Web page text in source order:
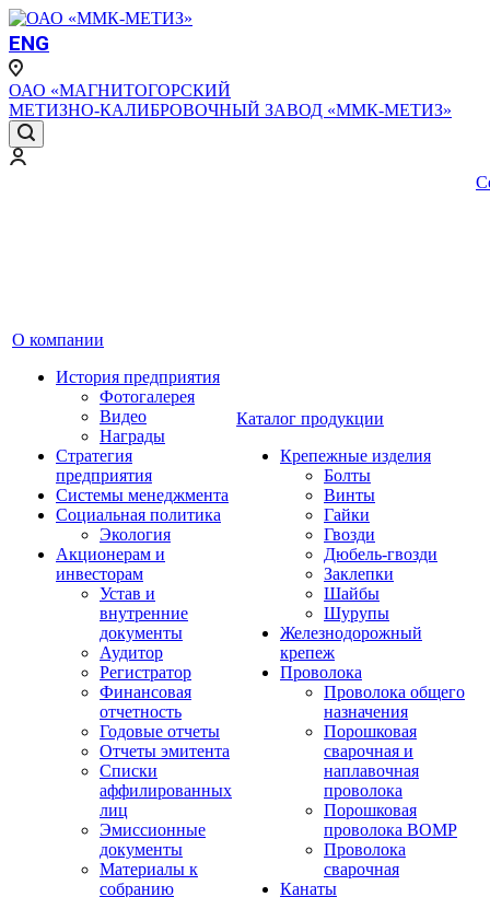
ENG
ОАО «МАГНИТОГОРСКИЙ
МЕТИЗНО-КАЛИБРОВОЧНЫЙ ЗАВОД «ММК-МЕТИЗ»
О компании
История предприятия
Фотогалерея
Видео
Награды
Стратегия
предприятия
Системы менеджмента
Социальная политика
Экология
Акционерам и
инвесторам
Устав и
внутренние
документы
Аудитор
Регистратор
Финансовая
отчетность
Годовые отчеты
Отчеты эмитента
Списки
аффилированных
лиц
Эмиссионные
документы
Материалы к
собранию
Каталог продукции
Крепежные изделия
Болты
Винты
Гайки
Гвозди
Дюбель-гвозди
Заклепки
Шайбы
Шурупы
Железнодорожный
крепеж
Проволока
Проволока общего
назначения
Порошковая
сварочная и
наплавочная
проволока
Порошковая
проволока ВОМР
Проволока
сварочная
Канаты